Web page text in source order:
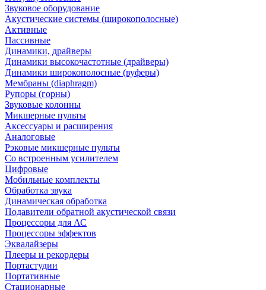
Звуковое оборудование
Акустические системы (широкополосные)
Активные
Пассивные
Динамики, драйверы
Динамики высокочастотные (драйверы)
Динамики широкополосные (вуферы)
Мембраны (diaphragm)
Рупоры (горны)
Звуковые колонны
Микшерные пульты
Аксессуары и расширения
Аналоговые
Рэковые микшерные пульты
Со встроенным усилителем
Цифровые
Мобильные комплекты
Обработка звука
Динамическая обработка
Подавители обратной акустической связи
Процессоры для АС
Процессоры эффектов
Эквалайзеры
Плееры и рекордеры
Портастудии
Портативные
Стационарные